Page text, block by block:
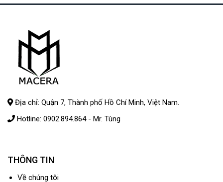
Địa chỉ: Quận 7, Thành phố Hồ Chí Minh, Việt Nam.
Hotline: 0902.894.864- Mr. Tùng
THÔNG TIN
Về chúng tôi